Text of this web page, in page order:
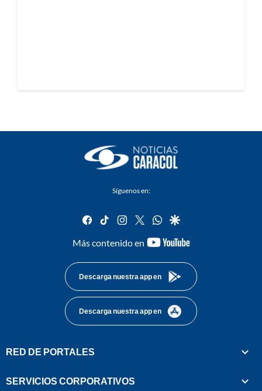
Síguenos en:
facebook
tiktok instagram
twitterwhatsapp
google
Más contenido en
youtube-
Descarga nuestra app en
Descarga nuestra app en
RED DE PORTALES
SERVICIOS CORPORATIVOS